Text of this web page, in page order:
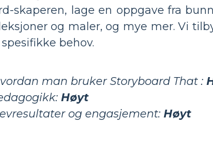
skaperen, lage en oppgave fra
og maler, og mye mer. Vi
behov.
man bruker Storyboard That :
Høyt
og engasjement: Høyt